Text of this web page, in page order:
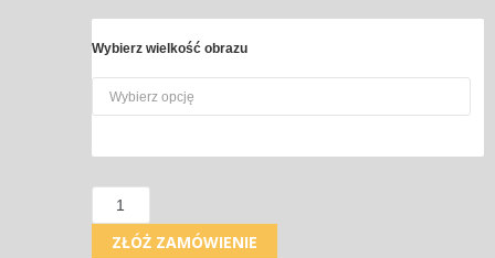
Wybierz wielkość obrazu
Ilość
ZŁÓŻ ZAMÓWIENIE